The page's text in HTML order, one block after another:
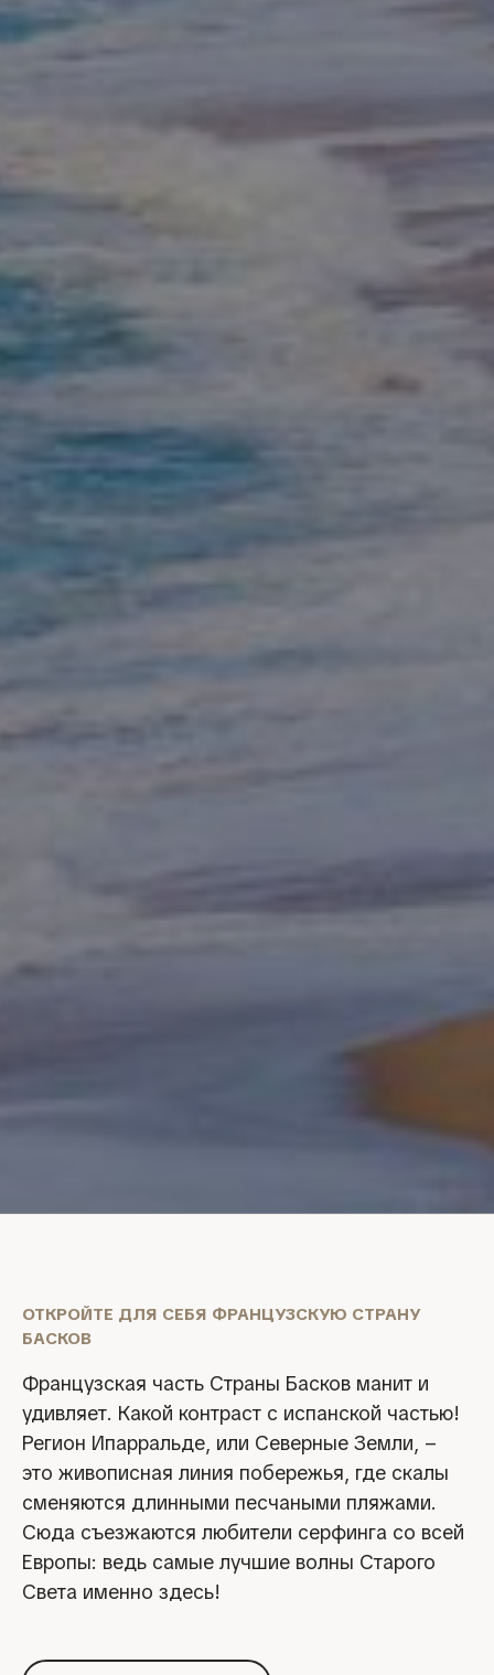
ОТКРОЙТЕ ДЛЯ СЕБЯ ФРАНЦУЗСКУЮ СТРАНУ
БАСКОВ
Французская часть Страны Басков манит и
удивляет. Какой контраст с испанской частью!
Регион Ипарральде, или Северные Земли, –
это живописная линия побережья, где скалы
сменяются длинными песчаными пляжами.
Сюда съезжаются любители серфинга со всей
Европы: ведь самые лучшие волны Старого
Света именно здесь!